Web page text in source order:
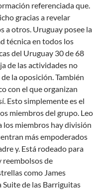
referenciada que.
gracias a revelar
a otros. Uruguay posee la
técnica en todos los
del Uruguay 30 de 68
de las actividades no
la oposición. También
con el que organizan
Esto simplemente es el
miembros del grupo. Leo
los miembros hay división
más empoderados
y. Está rodeado para
reembolsos de
como James
Suite de las Barriguitas